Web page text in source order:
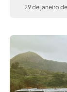
29 de janeiro